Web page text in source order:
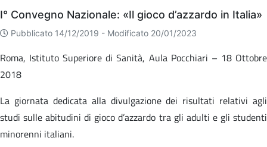
Eventi
I° Convegno Nazionale: «Il gioco d’azzardo in Italia»
Pubblicato 14/12/2019 - Modificato 20/01/2023
Roma, Istituto Superiore di Sanità, Aula Pocchiari – 18 Ottobre
2018
La giornata dedicata alla divulgazione dei risultati relativi agli
studi sulle abitudini di gioco d’azzardo tra gli adulti e gli studenti
minorenni italiani.